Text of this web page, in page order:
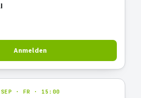
Anmelden
· FR · 15:00